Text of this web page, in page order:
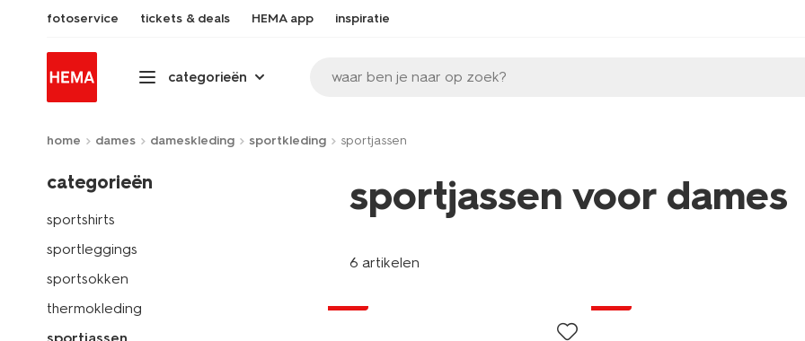
fotoservice tickets & deals HEMA app inspiratie
categorieën waar ben je naar op zoek?
home dames dameskleding sportkleding sportjassen
categorieën
sportshirts
sportleggings
sportsokken
thermokleding
sportjassen voor dames
6 artikelen